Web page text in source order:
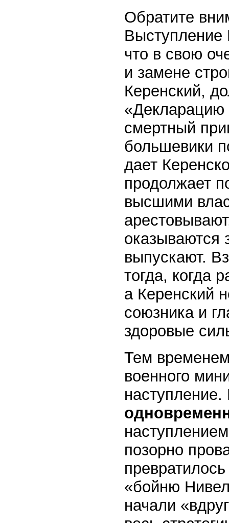
Обратите
Выступление
что в свою
и замене
Керенский,
«Декларацию
смертный
большевики
дает
продолжает
высшими
оказываются
выпускают.
тогда, когда
а Керенский
союзника и
здоровые
Тем
военного
позорно
«бойню
начали